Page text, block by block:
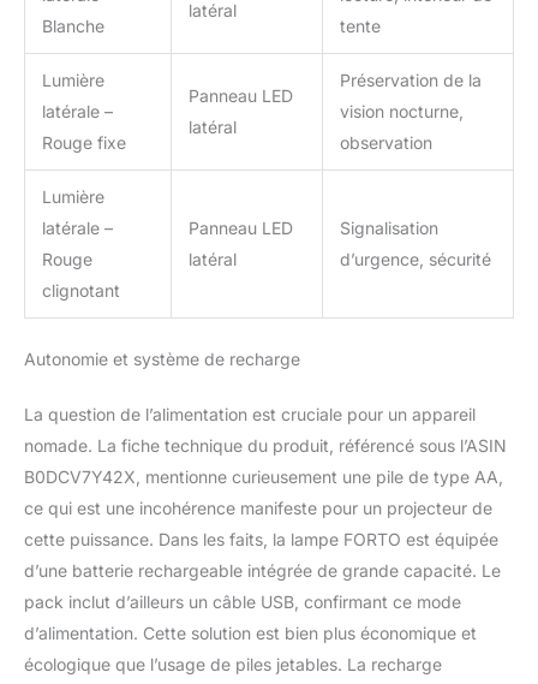
Blanche
latéral
tente
Lumière
latérale –
Rouge fixe
Panneau LED
latéral
Préservation de la
vision nocturne,
observation
Lumière
latérale –
Rouge
clignotant
Panneau LED
latéral
Signalisation
d’urgence, sécurité
Autonomie et système de recharge
La question de l’alimentation est cruciale pour un appareil
nomade. La fiche technique du produit, référencé sous l’ASIN
B0DCV7Y42X, mentionne curieusement une pile de type AA,
ce qui est une incohérence manifeste pour un projecteur de
cette puissance. Dans les faits, la lampe FORTO est équipée
d’une batterie rechargeable intégrée de grande capacité. Le
pack inclut d’ailleurs un câble USB, confirmant ce mode
d’alimentation. Cette solution est bien plus économique et
écologique que l’usage de piles jetables. La recharge